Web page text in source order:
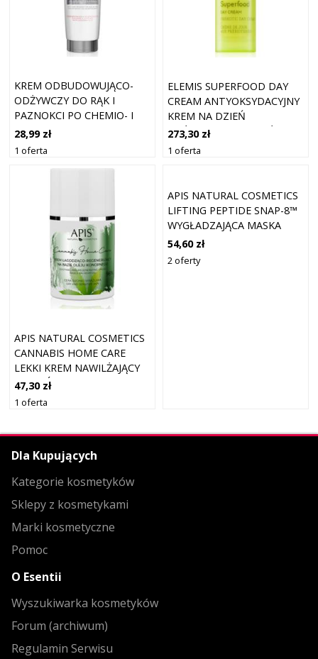
KREM ODBUDOWUJĄCO-
ODŻYWCZY DO RĄK I
PAZNOKCI PO CHEMIO- I
RADIOTERAPII APIS
APIDERM 100 ML
28,99 zł
1 oferta
ELEMIS SUPERFOOD DAY
CREAM ANTYOKSYDACYJNY
KREM NA DZIEŃ
ODŻYWIENIE I NAWILŻENIE
50 ML
273,30 zł
1 oferta
APIS NATURAL COSMETICS
CANNABIS HOME CARE
LEKKI KREM NAWILŻAJĄCY
DO SKÓRY SUCHEJ I
WRAŻLIWEJ 50 ML
47,30 zł
1 oferta
APIS NATURAL COSMETICS
LIFTING PEPTIDE SNAP-8™
WYGŁADZAJĄCA MASKA
POD OCZY Z PEPTYDAMI 50
ML
54,60 zł
2 oferty
Dla Kupujących
Kategorie kosmetyków
Sklepy z kosmetykami
Marki kosmetyczne
Pomoc
O Esentii
Wyszukiwarka kosmetyków
Forum (archiwum)
Regulamin Serwisu